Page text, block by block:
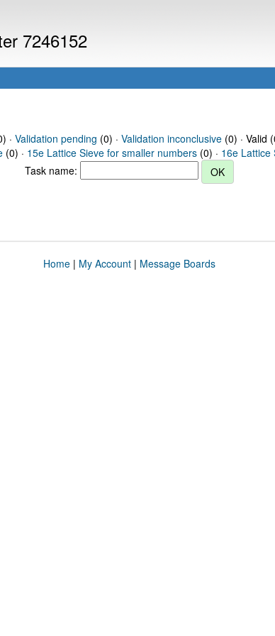
7246152
· Validation pending (0) · Validation inconclusive(0) · Valid
(0) · 15e Lattice Sieve for smaller numbers (0) · 16e Lattice
Task name:
Home| My Account| Message Boards